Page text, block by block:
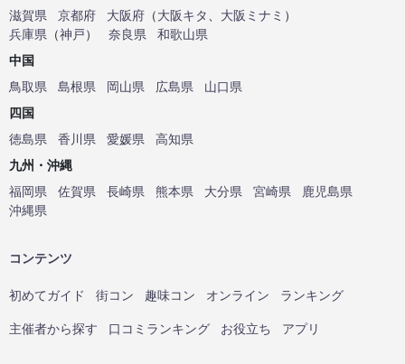
滋賀県
京都府 大阪府 （大阪キタ 大阪ミナミ ）
兵庫県 （神戸） 奈良県
和歌山県
中国
鳥取県
島根県 岡山県 広島県
山口県
四国
徳島県
香川県 愛媛県
高知県
九州・沖縄
福岡県
佐賀県 長崎県 熊本県 大分県 宮崎県
鹿児島県
沖縄県
コンテンツ
初めてガイド 街コン 趣味コン オンライン ランキング
主催者から探す 口コミランキング お役立ち アプリ